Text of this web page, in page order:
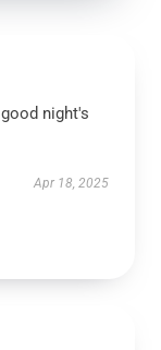
night's
Apr 18, 2025